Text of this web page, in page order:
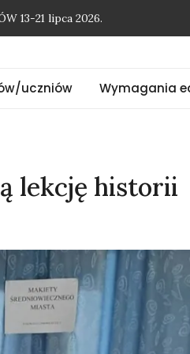
uczniów Wymagania
lekcję historii